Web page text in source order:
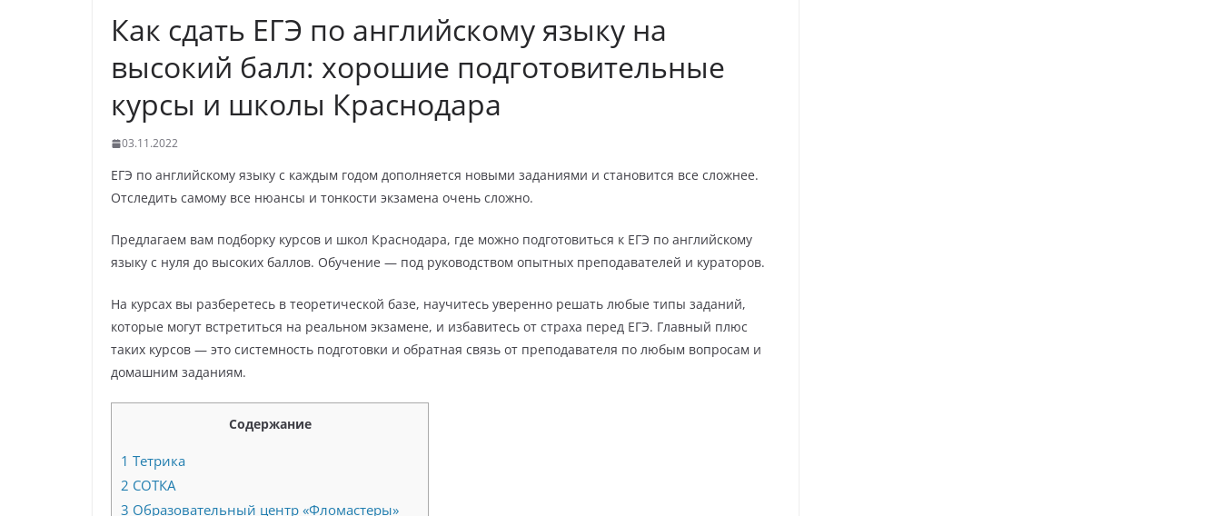
Как сдать ЕГЭ по английскому языку на
высокий балл: хорошие подготовительные
курсы и школы Краснодара
03.11.2022
ЕГЭ по английскому языку с каждым годом дополняется новыми заданиями и становится все сложнее.
Отследить самому все нюансы и тонкости экзамена очень сложно.
Предлагаем вам подборку курсов и школ Краснодара, где можно подготовиться к ЕГЭ по английскому
языку с нуля до высоких баллов. Обучение — под руководством опытных преподавателей и кураторов.
На курсах вы разберетесь в теоретической базе, научитесь уверенно решать любые типы заданий,
которые могут встретиться на реальном экзамене, и избавитесь от страха перед ЕГЭ. Главный плюс
таких курсов — это системность подготовки и обратная связь от преподавателя по любым вопросам и
домашним заданиям.
Содержание
1 Тетрика
2 СОТКА
3 Образовательный центр «Фломастеры»